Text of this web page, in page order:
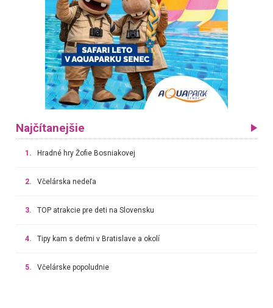
Najčítanejšie
1. Hradné hry Žofie Bosniakovej
2. Včelárska nedeľa
3. TOP atrakcie pre deti na Slovensku
4. Tipy kam s deťmi v Bratislave a okolí
5. Včelárske popoludnie